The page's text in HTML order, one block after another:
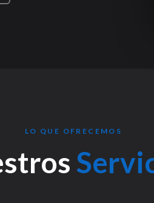
LO QUE OFRECEMOS